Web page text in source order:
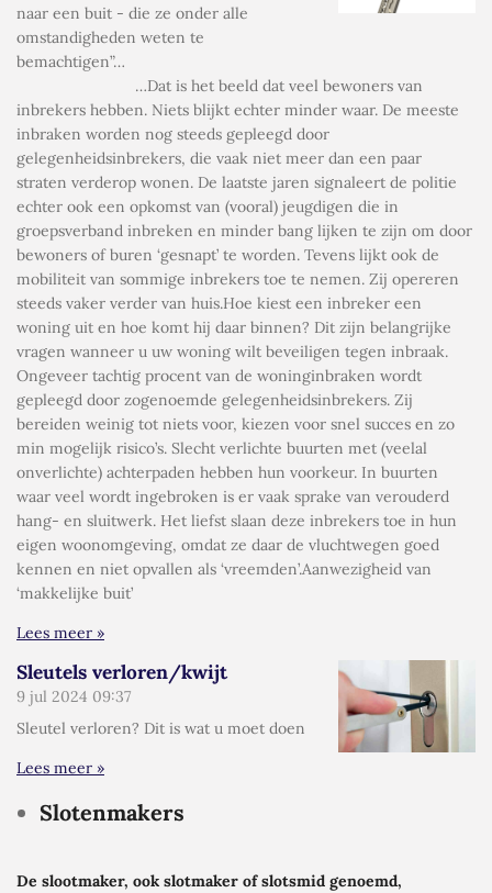
naar een buit - die ze onder alle
omstandigheden weten te
bemachtigen”…
…Dat is het beeld dat veel bewoners van
inbrekers hebben. Niets blijkt echter minder waar. De meeste
inbraken worden nog steeds gepleegd door
gelegenheidsinbrekers, die vaak niet meer dan een paar
straten verderop wonen. De laatste jaren signaleert de politie
echter ook een opkomst van (vooral) jeugdigen die in
groepsverband inbreken en minder bang lijken te zijn om door
bewoners of buren ‘gesnapt’ te worden. Tevens lijkt ook de
mobiliteit van sommige inbrekers toe te nemen. Zij opereren
steeds vaker verder van huis.Hoe kiest een inbreker een
woning uit en hoe komt hij daar binnen? Dit zijn belangrijke
vragen wanneer u uw woning wilt beveiligen tegen inbraak.
Ongeveer tachtig procent van de woninginbraken wordt
gepleegd door zogenoemde gelegenheidsinbrekers. Zij
bereiden weinig tot niets voor, kiezen voor snel succes en zo
min mogelijk risico’s. Slecht verlichte buurten met (veelal
onverlichte) achterpaden hebben hun voorkeur. In buurten
waar veel wordt ingebroken is er vaak sprake van verouderd
hang- en sluitwerk. Het liefst slaan deze inbrekers toe in hun
eigen woonomgeving, omdat ze daar de vluchtwegen goed
kennen en niet opvallen als ‘vreemden’.Aanwezigheid van
‘makkelijke buit’
Lees meer »
Sleutels verloren/kwijt
9 jul 2024 09:37
Sleutel verloren? Dit is wat u moet doen
Lees meer »
Slotenmakers
De slootmaker, ook slotmaker of slotsmid genoemd,